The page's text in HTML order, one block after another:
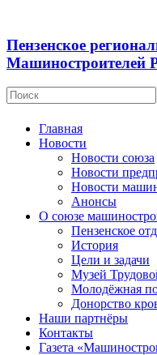
Пензенское
Машиностроителей
Главная
Новости
Новости союза
Новости
Новости
Анонсы
О союзе
Пензенское
История
Цели и задачи
Музей
Молодёжная
Донорство
Наши партнёры
Контакты
Газета